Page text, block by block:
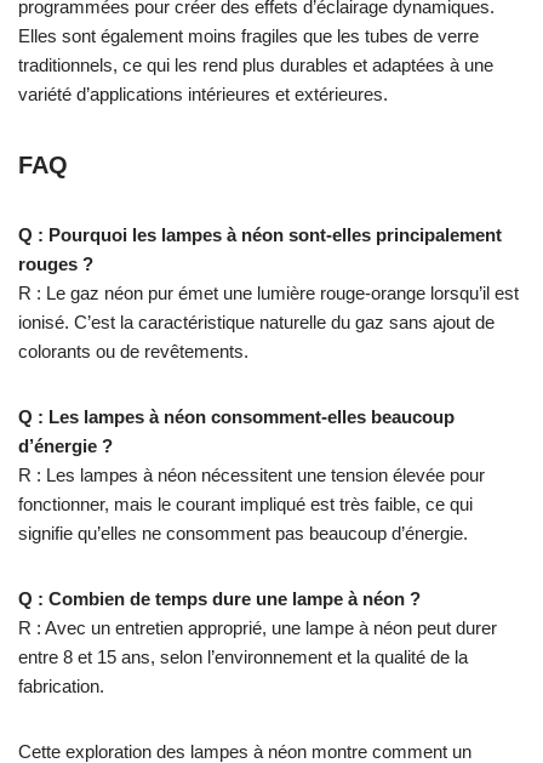
programmées pour créer des effets d’éclairage dynamiques.
Elles sont également moins fragiles que les tubes de verre
traditionnels, ce qui les rend plus durables et adaptées à une
variété d’applications intérieures et extérieures.
FAQ
Q : Pourquoi les lampes à néon sont-elles principalement
rouges ?
R : Le gaz néon pur émet une lumière rouge-orange lorsqu’il est
ionisé. C’est la caractéristique naturelle du gaz sans ajout de
colorants ou de revêtements.
Q : Les lampes à néon consomment-elles beaucoup
d’énergie ?
R : Les lampes à néon nécessitent une tension élevée pour
fonctionner, mais le courant impliqué est très faible, ce qui
signifie qu’elles ne consomment pas beaucoup d’énergie.
Q : Combien de temps dure une lampe à néon ?
R : Avec un entretien approprié, une lampe à néon peut durer
entre 8 et 15 ans, selon l’environnement et la qualité de la
fabrication.
Cette exploration des lampes à néon montre comment un